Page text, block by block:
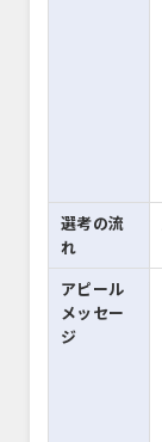
選考の流
れ
アピール
メッセー
ジ